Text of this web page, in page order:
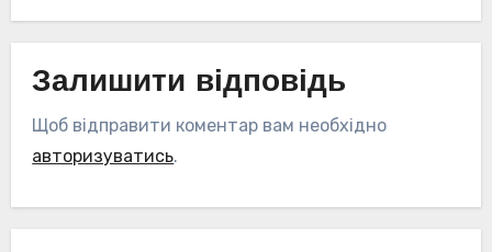
Залишити відповідь
Щоб відправити коментар вам необхідно
авторизуватись.